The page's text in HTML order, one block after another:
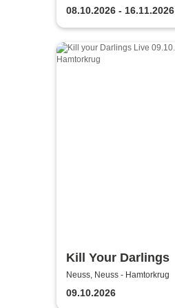
08.10.2026 - 16.11.2026
Kill Your Darlings
Neuss, Neuss - Hamtorkrug
09.10.2026